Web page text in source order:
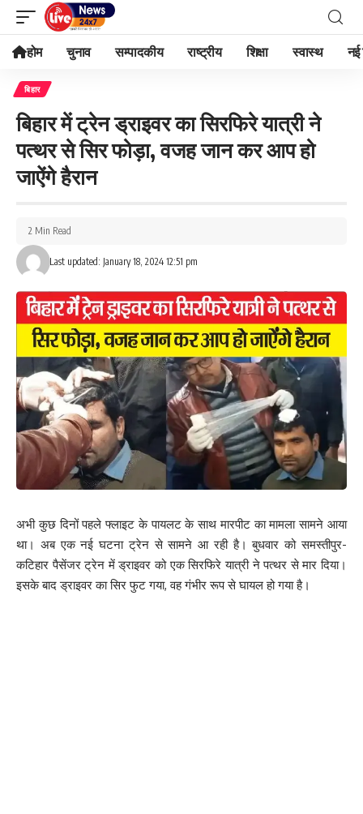
होम चुनाव सम्पादकीय राष्ट्रीय शिक्षा स्वास्थ नई
बिहार
बिहार में ट्रेन ड्राइवर का सिरफिरे यात्री ने
पत्थर से सिर फोड़ा, वजह जान कर आप हो
जाऐंगे हैरान
Last updated: January 18, 2024 12:51 pm
2 Min Read
अभी कुछ दिनों पहले फ्लाइट के पायलट के साथ मारपीट का मामला सामने आया
था। अब एक नई घटना ट्रेन से सामने आ रही है। बुधवार को समस्तीपुर-
कटिहार पैसेंजर ट्रेन में ड्राइवर को एक सिरफिरे यात्री ने पत्थर से मार दिया।
इसके बाद ड्राइवर का सिर फुट गया, वह गंभीर रूप से घायल हो गया है।